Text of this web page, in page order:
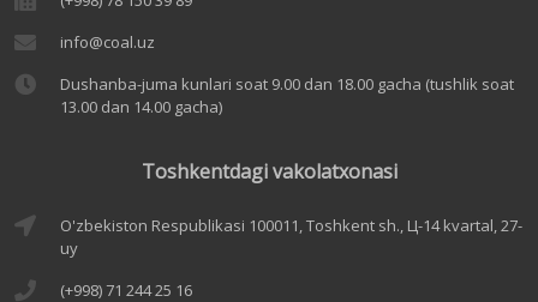
info@coal.uz
Dushanba-juma kunlari soat 9.00 dan 18.00 gacha (tushlik soat
13.00 dan 14.00 gacha)
Toshkentdagi vakolatxonasi
O'zbekiston Respublikasi 100011, Toshkent sh., Ц-14 kvartal, 27-
uy
(+998) 71 244 25 16